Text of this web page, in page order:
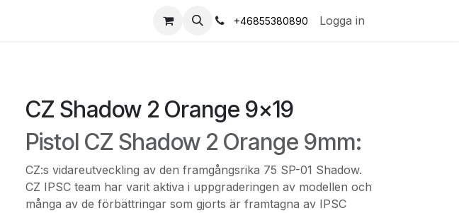
+46855380890 Logga in
CZ Shadow 2 Orange 9x19
Pistol CZ Shadow 2 Orange 9mm:
CZ:s vidareutveckling av den framgångsrika 75 SP-01 Shadow.
CZ IPSC team har varit aktiva i uppgraderingen av modellen och
många av de förbättringar som gjorts är framtagna av IPSC